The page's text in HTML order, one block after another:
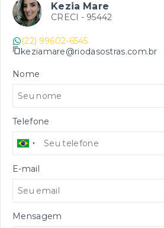
Kezia Mare
CRECI - 95442
(22) 99602-6545
keziamare@riodasostras.com.br
Nome
Telefone
E-mail
Mensagem